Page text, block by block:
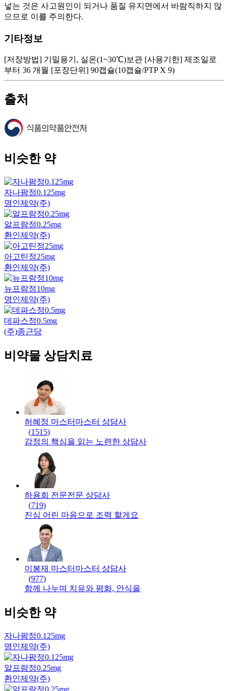
넣는 것은 사고원인이 되거나 품질 유지면에서 바람직하지 않
으므로 이를 주의한다.
기타정보
[저장방법] 기밀용기, 실온(1~30℃)보관 [사용기한] 제조일로
부터 36 개월 [포장단위] 90캡슐(10캡슐/PTP X 9)
출처
비슷한 약
자나팜정0.125mg
명인제약(주)
알프람정0.25mg
환인제약(주)
아고틴정25mg
환인제약(주)
뉴프람정10mg
명인제약(주)
데파스정0.5mg
(주)종근당
비약물 상담치료
허혜정 마스터 마스터 상담사
(1515)
감정의 핵심을 읽는 노련한 상담사
하용희 전문전문 상담사
(719)
진심 어린 마음으로 조력 할게요
이봉재 마스터 마스터 상담사
(977)
함께 나누며 치유와 평화, 안식을
비슷한 약
자나팜정0.125mg
명인제약(주)
알프람정0.25mg
환인제약(주)